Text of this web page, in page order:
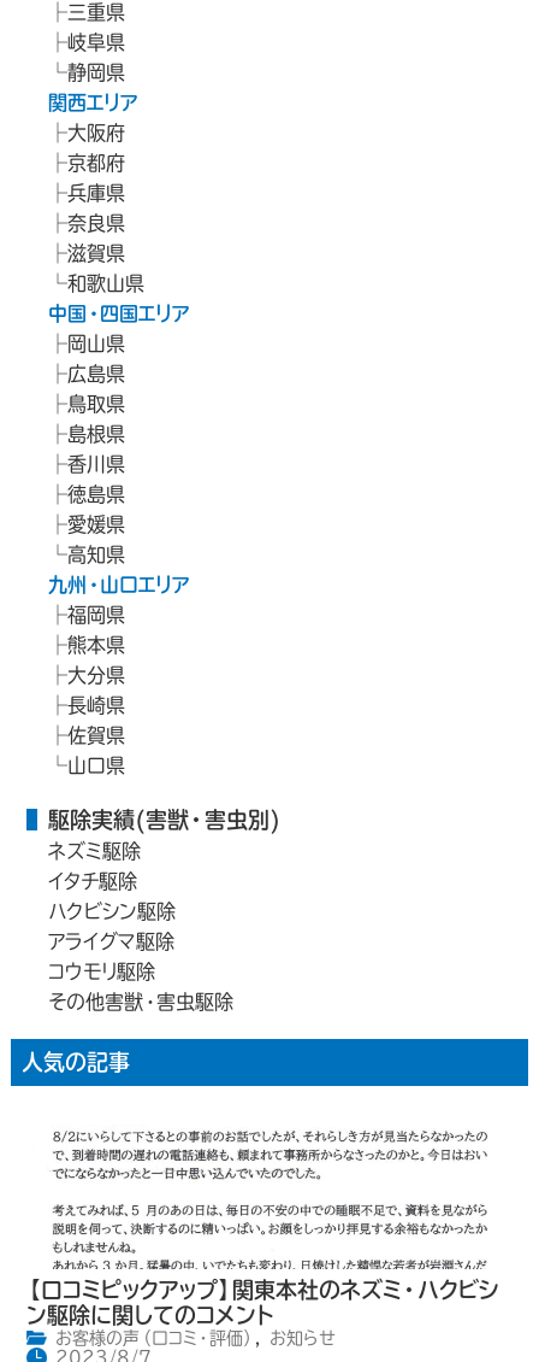
三重県
岐阜県
静岡県
関西エリア
大阪府
京都府
兵庫県
奈良県
滋賀県
和歌山県
中国・四国エリア
岡山県
広島県
鳥取県
島根県
香川県
徳島県
愛媛県
高知県
九州・山口エリア
福岡県
熊本県
大分県
長崎県
佐賀県
山口県
駆除実績(害獣・害虫別)
ネズミ駆除
イタチ駆除
ハクビシン駆除
アライグマ駆除
コウモリ駆除
その他害獣・害虫駆除
人気の記事
【口コミピックアップ】関東本社のネズミ・ハクビシ
ン駆除に関してのコメント
お客様の声（口コミ・評価） ,
お知らせ
2023/8/7